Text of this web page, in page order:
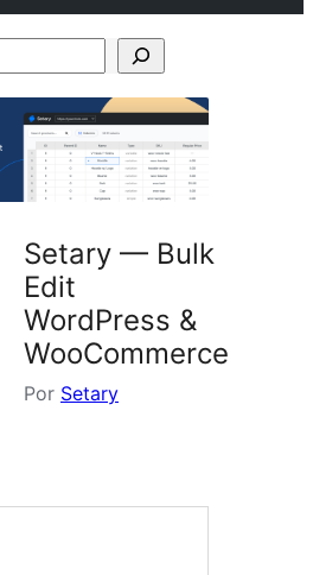
Setary — Bulk
Edit
WordPress &
WooCommerce
Por Setary